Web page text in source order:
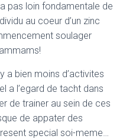
pas loin fondamentale de
au coeur d’un zinc
soulager
a bien moins d’activites
a l’egard de tacht dans
de trainer au sein de ces
de appater des
special soi-meme…